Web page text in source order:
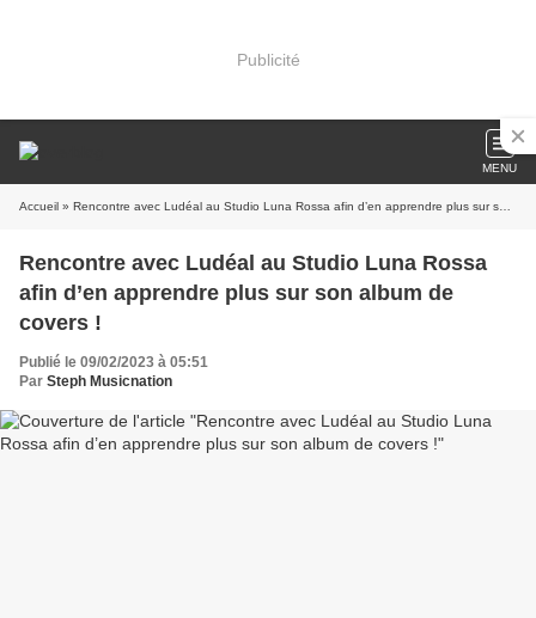
Publicité
MENU
Accueil » Rencontre avec Ludéal au Studio Luna Rossa afin d’en apprendre plus sur son album de covers !
Rencontre avec Ludéal au Studio Luna Rossa
afin d’en apprendre plus sur son album de
covers !
Publié le 09/02/2023 à 05:51
Par Steph Musicnation